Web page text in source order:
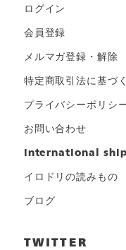
ログイン
会員登録
メルマガ登録・解除
特定商取引法に基づ
プライバシーポリシ
お問い合わせ
international
イロドリの読みもの
ブログ
TWITTER